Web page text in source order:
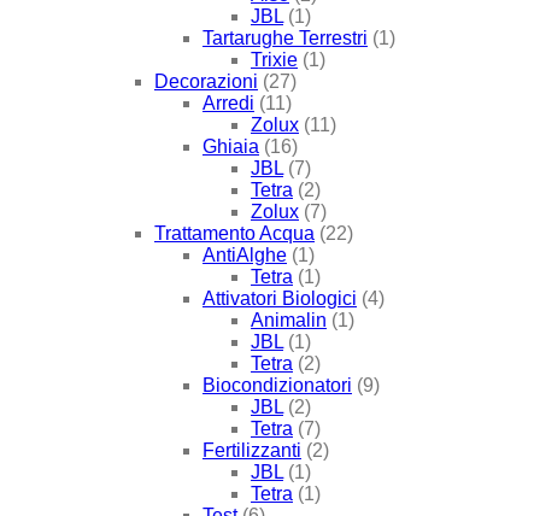
JBL (1)
Tartarughe Terrestri (1)
Trixie (1)
Decorazioni (27)
Arredi (11)
Zolux (11)
Ghiaia (16)
JBL (7)
Tetra (2)
Zolux (7)
Trattamento Acqua (22)
AntiAlghe (1)
Tetra (1)
Attivatori Biologici (4)
Animalin (1)
JBL (1)
Tetra (2)
Biocondizionatori (9)
JBL (2)
Tetra (7)
Fertilizzanti (2)
JBL (1)
Tetra (1)